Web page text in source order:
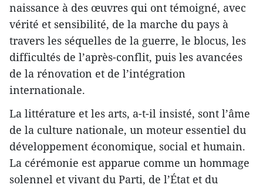
naissance à des œuvres qui ont témoigné, avec
vérité et sensibilité, de la marche du pays à
travers les séquelles de la guerre, le blocus, les
difficultés de l’après-conflit, puis les avancées
de la rénovation et de l’intégration
internationale.
La littérature et les arts, a-t-il insisté, sont l’âme
de la culture nationale, un moteur essentiel du
développement économique, social et humain.
La cérémonie est apparue comme un hommage
solennel et vivant du Parti, de l’État et du